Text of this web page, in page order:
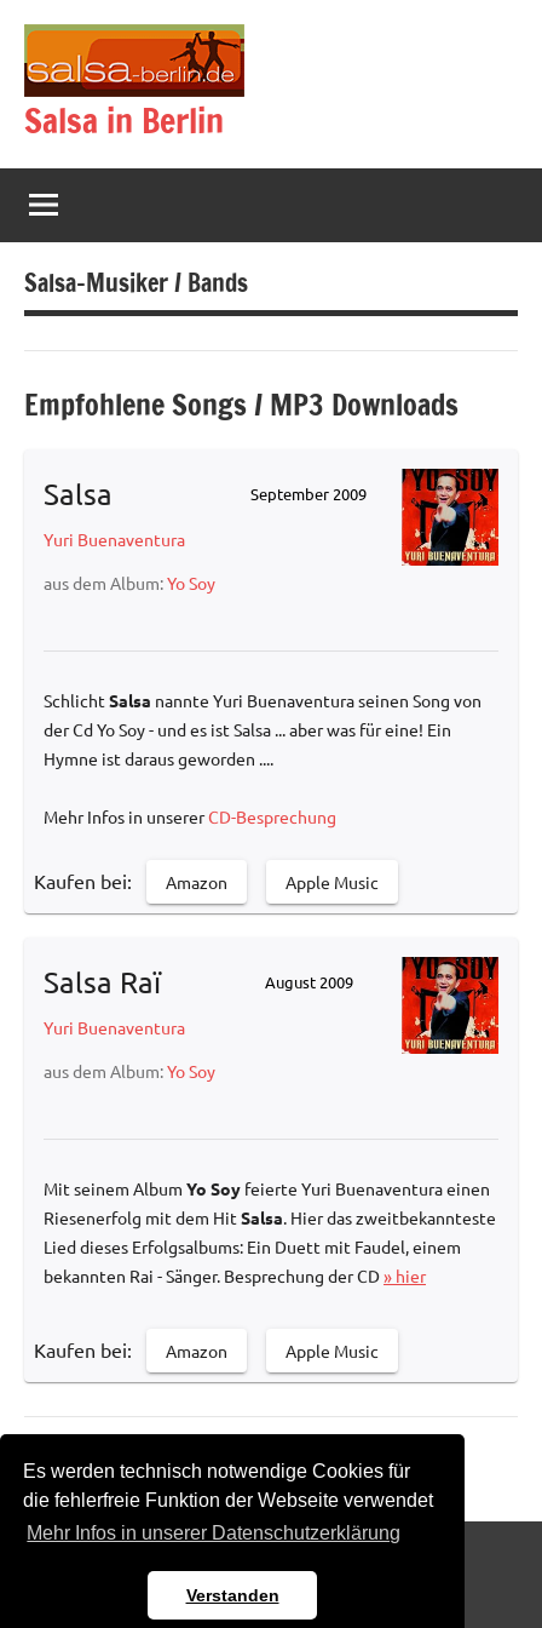
Es werden technisch notwendige Cookies für
die fehlerfreie Funktion der Webseite verwendet
Mehr Infos in unserer Datenschutzerklärung
Verstanden
springen
Salsa in Berlin
Salsa-Musiker / Bands
Empfohlene Songs / MP3 Downloads
Salsa
Yuri Buenaventura
aus dem Album:Yo Soy
September 2009
Schlicht Salsa nannte Yuri Buenaventura seinen Song von
der Cd Yo Soy - und es ist Salsa ... aber was für eine! Ein
Hymne ist daraus geworden ....
Mehr Infos in unsererCD-Besprechung
Kaufen bei: Amazon Apple Music
Salsa Raï
Yuri Buenaventura
aus dem Album:Yo Soy
August 2009
Mit seinem Album Yo Soy feierte Yuri Buenaventura einen
Riesenerfolg mit dem Hit Salsa. Hier das zweitbekannteste
Lied dieses Erfolgsalbums: Ein Duett mit Faudel, einem
bekannten Rai - Sänger. Besprechung der CD» hier
Kaufen bei: Amazon Apple Music
Zurück zur Übersicht
Impressum